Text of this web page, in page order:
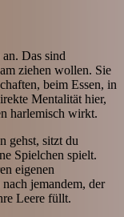
Das sind
ziehen wollen. Sie
beim Essen, in
Mentalität hier,
harlemisch wirkt.
gehst, sitzt du
Spielchen spielt.
eigenen
jemandem, der
Leere füllt.